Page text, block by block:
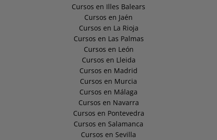
Cursos en Illes Balears
Cursos en Jaén
Cursos en La Rioja
Cursos en Las Palmas
Cursos en León
Cursos en Lleida
Cursos en Madrid
Cursos en Murcia
Cursos en Málaga
Cursos en Navarra
Cursos en Pontevedra
Cursos en Salamanca
Cursos en Sevilla